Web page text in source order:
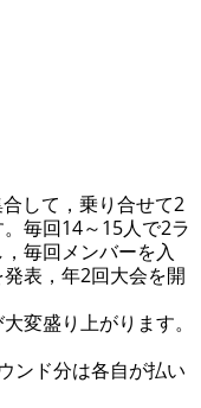
して，乗り合せて2
毎回14～15人で2ラ
毎回メンバーを入
表，年2回大会を開
変盛り上がります。
ンド分は各自が払い